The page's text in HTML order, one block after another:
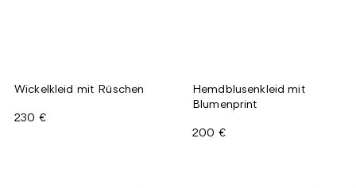
Wickelkleid mit Rüschen
230 €
Hemdblusenkleid mit
Blumenprint
200 €